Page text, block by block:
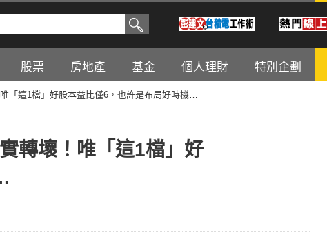
股票 房地產 基金 個人理財 特別企劃
「這1檔」好股本益比僅6，也許是布局好時機…
轉壞！唯「這1檔」好